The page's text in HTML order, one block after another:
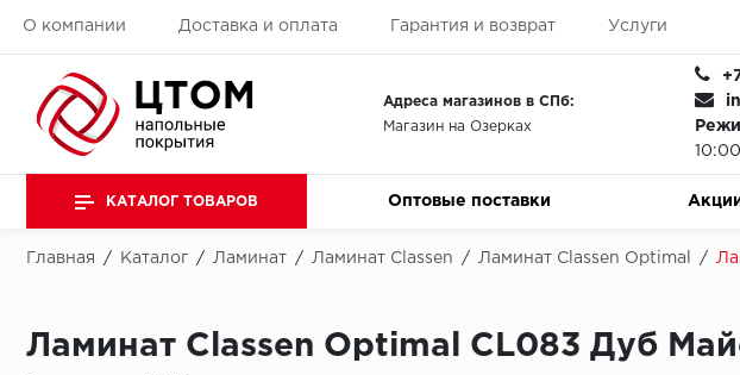
О компании Доставка и оплата Гарантия и возврат Услуги
Адреса магазинов в СПб:
Магазин на Озерках
КАТАЛОГ ТОВАРОВ Оптовые поставки
Главная / Каталог / Ламинат / Ламинат Classen / Ламинат Classen Optimal /
Ламинат Classen Optimal CL083 Дуб